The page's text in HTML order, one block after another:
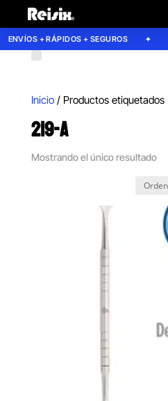
ENVÍOS + RÁPIDOS + SEGUROS
Inicio/ Productos etiquetados
219-A
Mostrando el único resultado